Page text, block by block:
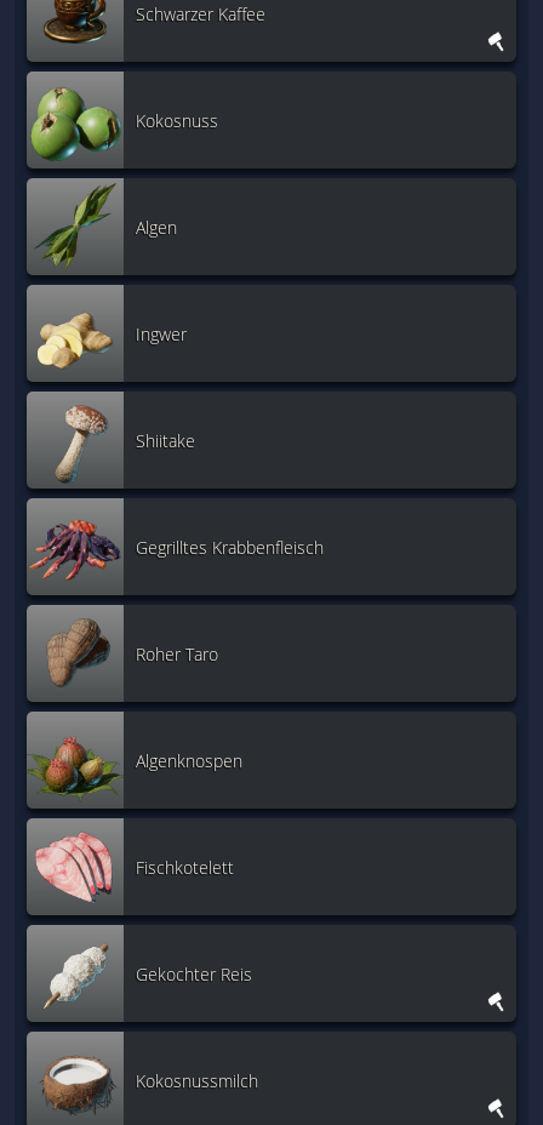
Schwarzer Kaffee
Kokosnuss
Algen
Ingwer
Shiitake
Gegrilltes Krabbenfleisch
Roher Taro
Algenknospen
Fischkotelett
Gekochter Reis
Kokosnussmilch